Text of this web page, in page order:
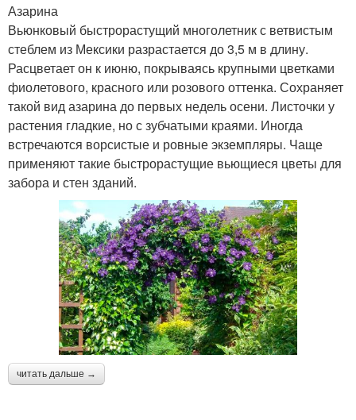
Азарина
Вьюнковый быстрорастущий многолетник с ветвистым
стеблем из Мексики разрастается до 3,5 м в длину.
Расцветает он к июню, покрываясь крупными цветками
фиолетового, красного или розового оттенка. Сохраняет
такой вид азарина до первых недель осени. Листочки у
растения гладкие, но с зубчатыми краями. Иногда
встречаются ворсистые и ровные экземпляры. Чаще
применяют такие быстрорастущие вьющиеся цветы для
забора и стен зданий.
читать дальше →